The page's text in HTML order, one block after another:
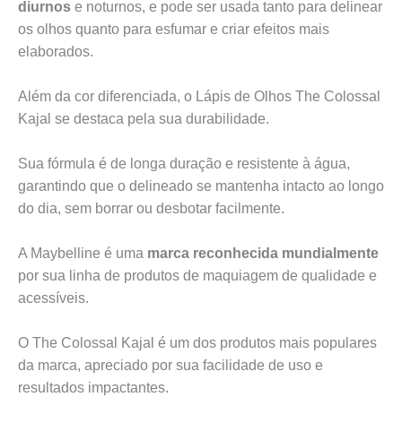
diurnos e noturnos, e pode ser usada tanto para delinear
os olhos quanto para esfumar e criar efeitos mais
elaborados.
Além da cor diferenciada, o Lápis de Olhos The Colossal
Kajal se destaca pela sua durabilidade.
Sua fórmula é de longa duração e resistente à água,
garantindo que o delineado se mantenha intacto ao longo
do dia, sem borrar ou desbotar facilmente.
A Maybelline é uma marca reconhecida mundialmente
por sua linha de produtos de maquiagem de qualidade e
acessíveis.
O The Colossal Kajal é um dos produtos mais populares
da marca, apreciado por sua facilidade de uso e
resultados impactantes.